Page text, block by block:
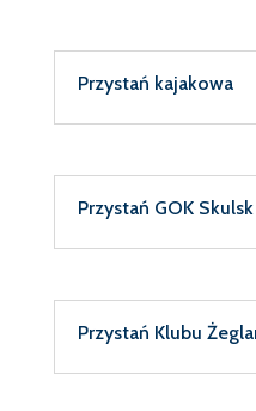
Przystań kajakowa
Przystań GOK Skulsk
Przystań Klubu